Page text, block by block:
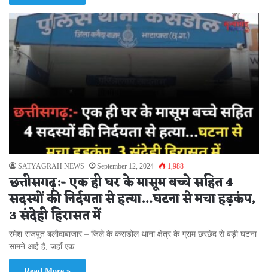
SATYAGRAH NEWS September 12, 2024 1,988
छत्तीसगढ़:- एक ही घर के मासूम बच्चे सहित 4
सदस्यों की निर्दयता से हत्या…घटना से मचा हड़कंप,
3 संदेही हिरासत में
रमेश राजपूत बलौदाबाजार – जिले के कसडोल थाना क्षेत्र के ग्राम छरछेद से बड़ी घटना
सामने आई है, जहाँ एक…